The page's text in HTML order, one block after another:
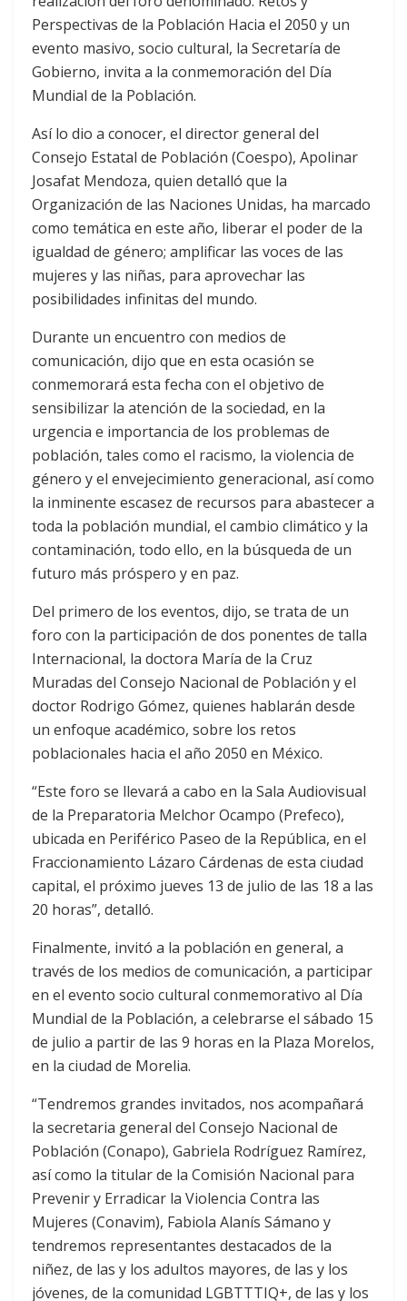
Perspectivas de la Población Hacia el 2050 y un
evento masivo, socio cultural, la Secretaría de
Gobierno, invita a la conmemoración del Día
Mundial de la Población.
Así lo dio a conocer, el director general del
Consejo Estatal de Población (Coespo), Apolinar
Josafat Mendoza, quien detalló que la
Organización de las Naciones Unidas, ha marcado
como temática en este año, liberar el poder de la
igualdad de género; amplificar las voces de las
mujeres y las niñas, para aprovechar las
posibilidades infinitas del mundo.
Durante un encuentro con medios de
comunicación, dijo que en esta ocasión se
conmemorará esta fecha con el objetivo de
sensibilizar la atención de la sociedad, en la
urgencia e importancia de los problemas de
población, tales como el racismo, la violencia de
género y el envejecimiento generacional, así como
la inminente escasez de recursos para abastecer a
toda la población mundial, el cambio climático y la
contaminación, todo ello, en la búsqueda de un
futuro más próspero y en paz.
Del primero de los eventos, dijo, se trata de un
foro con la participación de dos ponentes de talla
Internacional, la doctora María de la Cruz
Muradas del Consejo Nacional de Población y el
doctor Rodrigo Gómez, quienes hablarán desde
un enfoque académico, sobre los retos
poblacionales hacia el año 2050 en México.
“Este foro se llevará a cabo en la Sala Audiovisual
de la Preparatoria Melchor Ocampo (Prefeco),
ubicada en Periférico Paseo de la República, en el
Fraccionamiento Lázaro Cárdenas de esta ciudad
capital, el próximo jueves 13 de julio de las 18 a las
20 horas”, detalló.
Finalmente, invitó a la población en general, a
través de los medios de comunicación, a participar
en el evento socio cultural conmemorativo al Día
Mundial de la Población, a celebrarse el sábado 15
de julio a partir de las 9 horas en la Plaza Morelos,
en la ciudad de Morelia.
“Tendremos grandes invitados, nos acompañará
la secretaria general del Consejo Nacional de
Población (Conapo), Gabriela Rodríguez Ramírez,
así como la titular de la Comisión Nacional para
Prevenir y Erradicar la Violencia Contra las
Mujeres (Conavim), Fabiola Alanís Sámano y
tendremos representantes destacados de la
niñez, de las y los adultos mayores, de las y los
jóvenes, de la comunidad LGBTTTIQ+, de las y los